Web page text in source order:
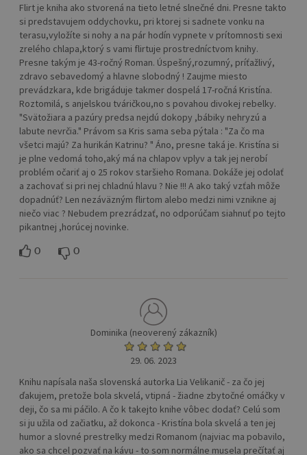
Flirt je kniha ako stvorená na tieto letné slnečné dni. Presne takto
si predstavujem oddychovku, pri ktorej si sadnete vonku na
terasu,vyložíte si nohy a na pár hodín vypnete v prítomnosti sexi
zrelého chlapa,ktorý s vami flirtuje prostredníctvom knihy.
Presne takým je 43-ročný Roman. Úspešný,rozumný, príťažlivý,
zdravo sebavedomý a hlavne slobodný ! Zaujme miesto
prevádzkara, kde brigáduje takmer dospelá 17-ročná Kristína.
Roztomilá, s anjelskou tváričkou,no s povahou divokej rebelky.
"Svätožiara a pazúry predsa nejdú dokopy ,bábiky nehryzú a
labute nevrčia." Právom sa Kris sama seba pýtala : "Za čo ma
všetci majú? Za hurikán Katrinu? " Áno, presne taká je. Kristína si
je plne vedomá toho,aký má na chlapov vplyv a tak jej nerobí
problém očariť aj o 25 rokov staršieho Romana. Dokáže jej odolať
a zachovať si pri nej chladnú hlavu ? Nie !!! A ako taký vzťah môže
dopadnúť? Len nezáväzným flirtom alebo medzi nimi vznikne aj
niečo viac ? Nebudem prezrádzať, no odporúčam siahnuť po tejto
pikantnej ,horúcej novinke.
0 0
Dominika (neoverený zákazník)
29. 06. 2023
Knihu napísala naša slovenská autorka Lia Velikanič - za čo jej
ďakujem, pretože bola skvelá, vtipná - žiadne zbytočné omáčky v
deji, čo sa mi páčilo. A čo k takejto knihe vôbec dodať? Celú som
si ju užila od začiatku, až dokonca - Kristína bola skvelá a ten jej
humor a slovné prestrelky medzi Romanom (najviac ma pobavilo,
ako sa chcel pozvať na kávu - to som normálne musela prečítať aj